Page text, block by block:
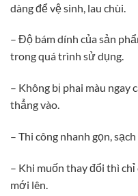
dàng để vệ sinh, lau chùi.
– Độ bám dính của sản
trong quá trình sử dụng.
– Không bị phai màu ngay
thẳng vào.
– Thi công nhanh gọn,
– Khi muốn thay đổi thì
mới lên.